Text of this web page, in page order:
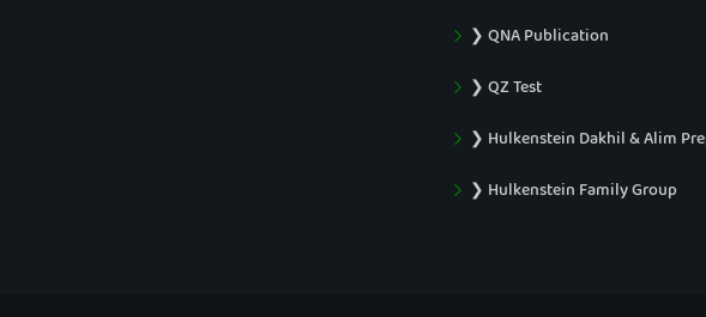
❯ QNA Publication
❯ QZ Test
❯ Hulkenstein Dakhil & Alim
❯ Hulkenstein Family Group